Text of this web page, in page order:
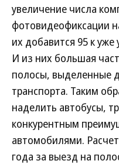
увеличение числа
фотовидеофиксации
их добавится 95 к
И из них большая
полосы, выделенные
транспорта. Таким
наделить автобусы,
конкурентным
автомобилями.
года за выезд на